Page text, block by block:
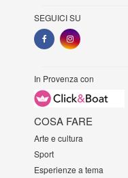
SEGUICI SU
In Provenza con
COSA FARE
Arte e cultura
Sport
Esperienze a tema